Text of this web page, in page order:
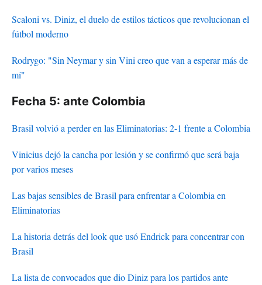
Scaloni vs. Diniz, el duelo de estilos tácticos que revolucionan el
fútbol moderno
Rodrygo: "Sin Neymar y sin Vini creo que van a esperar más de
mí"
Fecha 5: ante Colombia
Brasil volvió a perder en las Eliminatorias: 2-1 frente a Colombia
Vinicius dejó la cancha por lesión y se confirmó que será baja
por varios meses
Las bajas sensibles de Brasil para enfrentar a Colombia en
Eliminatorias
La historia detrás del look que usó Endrick para concentrar con
Brasil
La lista de convocados que dio Diniz para los partidos ante